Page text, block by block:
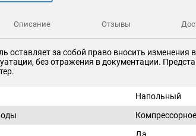
Описание Отзывы
оставляет за собой право вносить
без отражения в документации.
Напольный